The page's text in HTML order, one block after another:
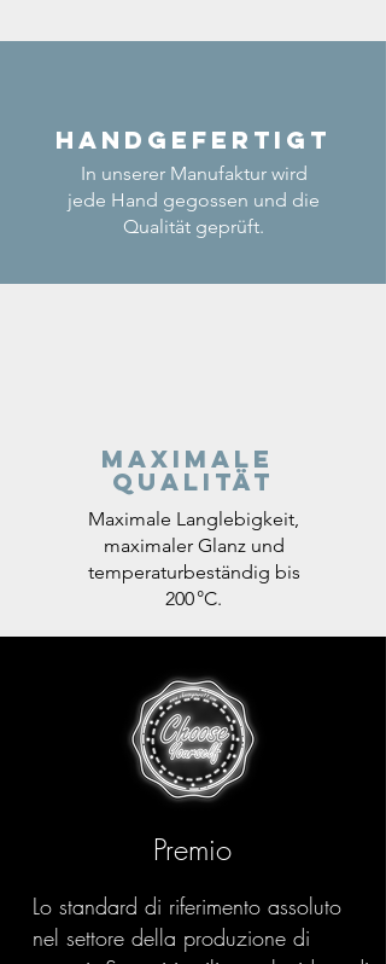
Handgefertigt
In unserer Manufaktur wird
jede Hand gegossen und die
Qualität geprüft.
Maximale
Qualität
Maximale Langlebigkeit,
maximaler Glanz und
temperaturbeständig bis
200 °C.
Premio
Lo standard di riferimento assoluto
nel settore della produzione di